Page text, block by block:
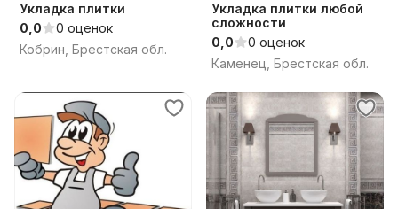
Укладка плитки
0,0
0 оценок
Кобрин, Брестская обл.
Укладка плитки любой
сложности
0,0
0 оценок
Каменец, Брестская обл.